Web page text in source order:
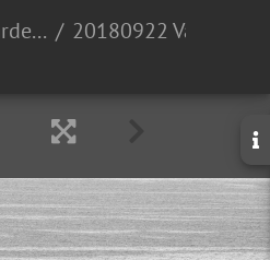
15 Best gewaardeerd